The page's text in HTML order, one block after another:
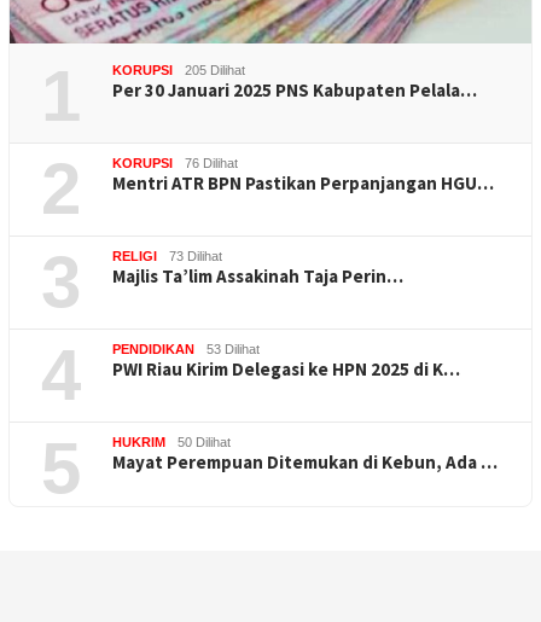
1 KORUPSI 205 Dilihat
Per 30 Januari 2025 PNS Kabupaten Pelala…
2 KORUPSI 76 Dilihat
Mentri ATR BPN Pastikan Perpanjangan HGU…
3 RELIGI 73 Dilihat
Majlis Ta’lim Assakinah Taja Perin…
4 PENDIDIKAN 53 Dilihat
PWI Riau Kirim Delegasi ke HPN 2025 di K…
5 HUKRIM 50 Dilihat
Mayat Perempuan Ditemukan di Kebun, Ada …